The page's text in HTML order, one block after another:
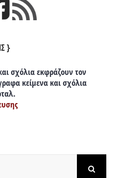
}
σχόλια εκφράζουν τον
κείμενα και σχόλια